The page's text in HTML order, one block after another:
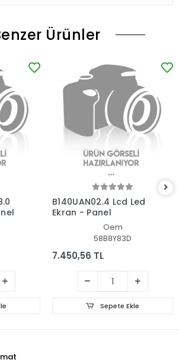
Ürünler
B140UAN02.4 Lcd Led
Ekran - Panel
Oem
58B8Y83D
7.450,56 TL
Sepete Ekle